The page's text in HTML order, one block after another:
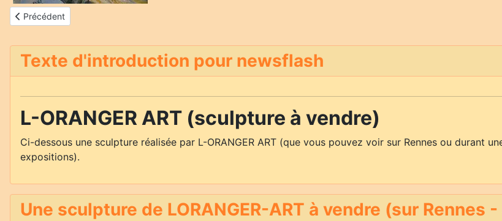
Article précédent : Gérard Mursic
Précédent
Texte d'introduction pour newsflash
L-ORANGER ART (sculpture à vendre)
Ci-dessous une sculpture réalisée par L-ORANGER ART (que vous pouvez voir sur Rennes ou durant
expositions).
Une sculpture de LORANGER-ART à vendre (sur Rennes